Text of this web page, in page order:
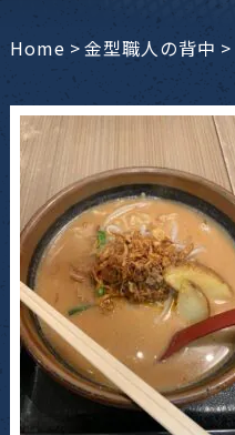
Home >金型職人の背中 >